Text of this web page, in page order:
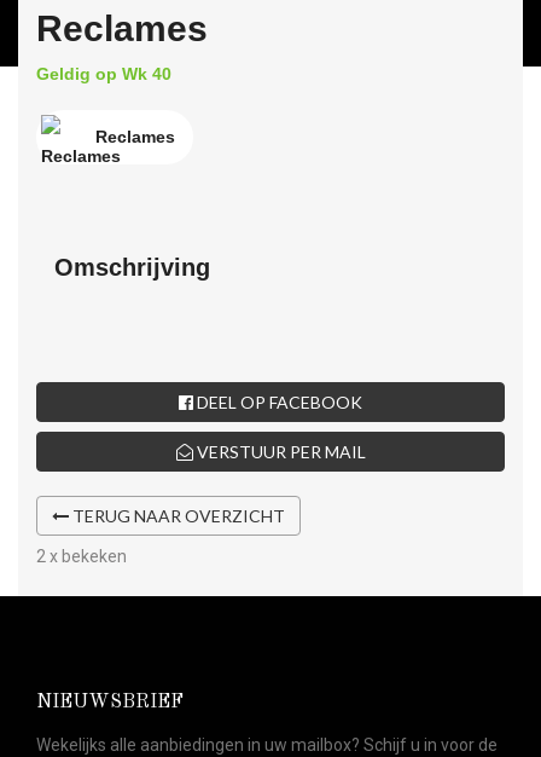
Reclames
Geldig op Wk 40
Reclames
Omschrijving
DEEL OP FACEBOOK
VERSTUUR PER MAIL
TERUG NAAR OVERZICHT
2 x bekeken
NIEUWSBRIEF
Wekelijks alle aanbiedingen in uw mailbox? Schijf u in voor de